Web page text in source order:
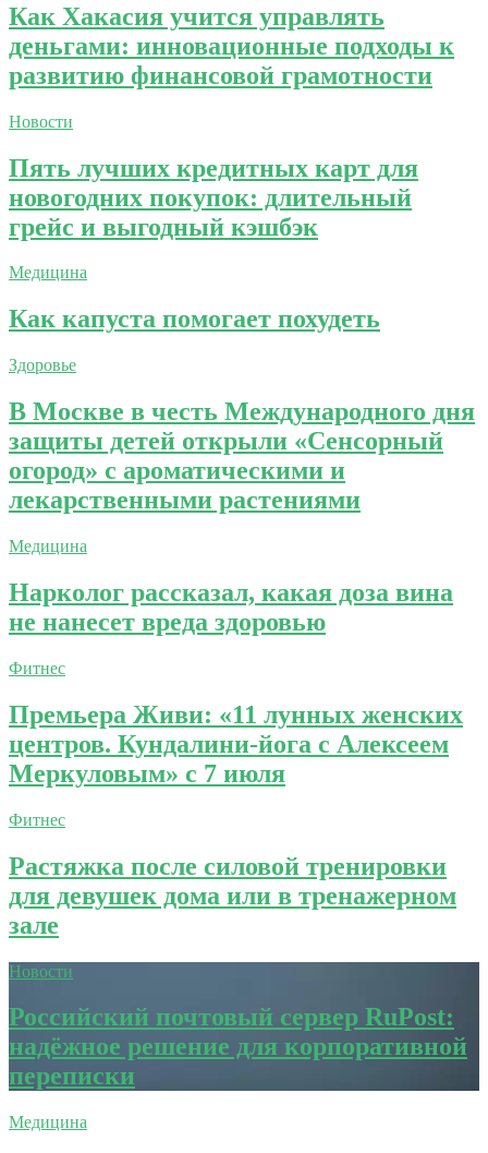
Как Хакасия учится управлять
деньгами: инновационные подходы к
развитию финансовой грамотности
Новости
Пять лучших кредитных карт для
новогодних покупок: длительный
грейс и выгодный кэшбэк
Медицина
Как капуста помогает похудеть
Здоровье
В Москве в честь Международного дня
защиты детей открыли «Сенсорный
огород» с ароматическими и
лекарственными растениями
Медицина
Нарколог рассказал, какая доза вина
не нанесет вреда здоровью
Фитнес
Премьера Живи: «11 лунных женских
центров. Кундалини-йога с Алексеем
Меркуловым» с 7 июля
Фитнес
Растяжка после силовой тренировки
для девушек дома или в тренажерном
зале
Новости
Российский почтовый сервер RuPost:
надёжное решение для корпоративной
переписки
Медицина